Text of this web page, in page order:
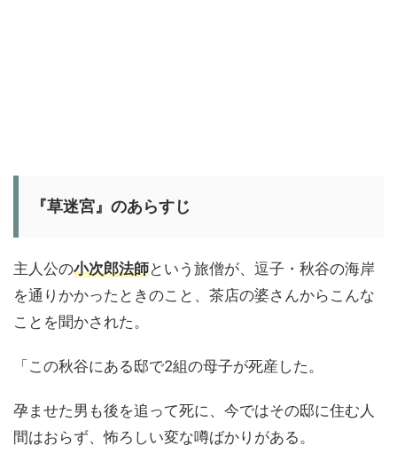
『草迷宮』のあらすじ
主人公の小次郎法師という旅僧が、逗子・秋谷の海岸
を通りかかったときのこと、茶店の婆さんからこんな
ことを聞かされた。
「この秋谷にある邸で2組の母子が死産した。
孕ませた男も後を追って死に、今ではその邸に住む人
間はおらず、怖ろしい変な噂ばかりがある。